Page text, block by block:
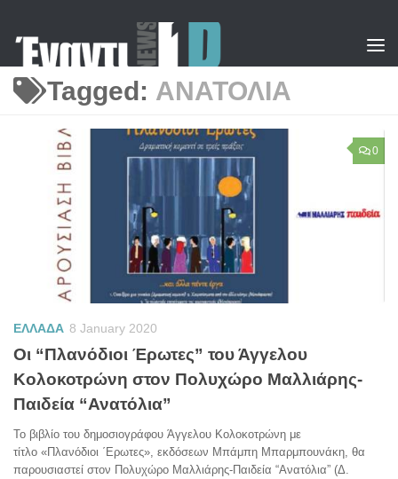
Tagged: ΑΝΑΤΟΛΙΑ
0
ΕΛΛΑΔΑ 8 January 2020
Οι “Πλανόδιοι Έρωτες” του Άγγελου
Κολοκοτρώνη στον Πολυχώρο Μαλλιάρης-
Παιδεία “Ανατόλια”
Το βιβλίο του δημοσιογράφου Άγγελου Κολοκοτρώνη με
τίτλο «Πλανόδιοι ΄Ερωτες», εκδόσεων Μπάμπη Μπαρμπουνάκη, θα
παρουσιαστεί στον Πολυχώρο Μαλλιάρης-Παιδεία “Ανατόλια” (Δ.